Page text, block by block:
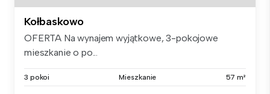
Kołbaskowo
OFERTA Na wynajem wyjątkowe, 3-pokojowe
mieszkanie o po...
3 pokoi Mieszkanie 57 m²